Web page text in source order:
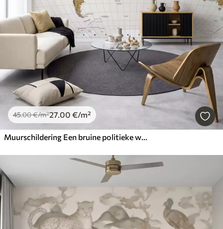
45.00€/m²27.00 €/m²
Muurschildering Een bruine politieke wereldkaart met vlaggen in het Engels